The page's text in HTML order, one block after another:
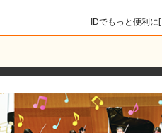
IDでもっと便利に[